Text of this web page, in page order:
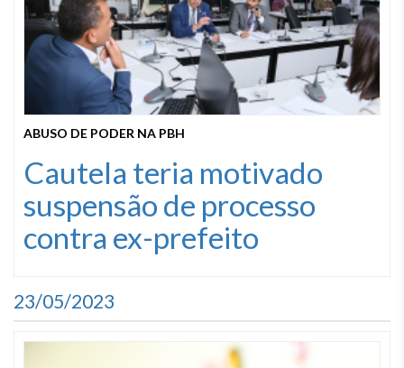
ABUSO DE PODER NA PBH
Cautela teria motivado
suspensão de processo
contra ex-prefeito
23/05/2023